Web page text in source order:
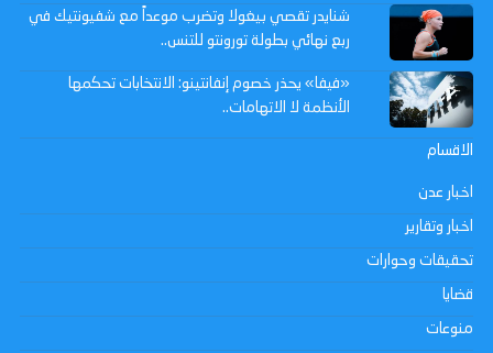
شنايدر تقصي بيغولا وتضرب موعداً مع شفيونتيك في
ربع نهائي بطولة تورونتو للتنس..
«فيفا» يحذر خصوم إنفانتينو: الانتخابات تحكمها
الأنظمة لا الاتهامات..
الاقسام
اخبار عدن
اخبار وتقارير
تحقيقات وحوارات
قضايا
منوعات